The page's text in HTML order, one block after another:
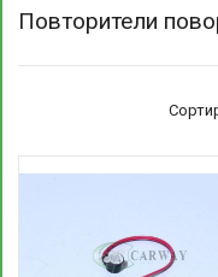
Повторители